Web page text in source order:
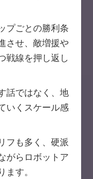
プごとの勝利条
させ、敵増援や
戦線を押し返し
話ではなく、地
いくスケール感
フも多く、硬派
がらロボットア
ます。